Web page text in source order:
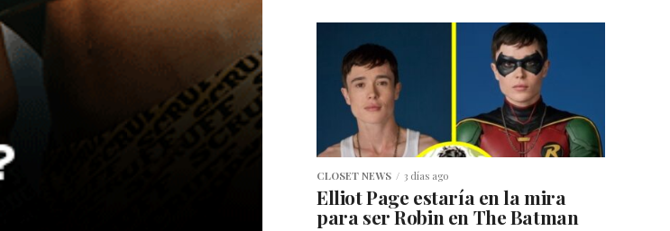
CLOSET NEWS 3 días ago
Elliot Page estaría en la mira
para ser Robin en The Batman